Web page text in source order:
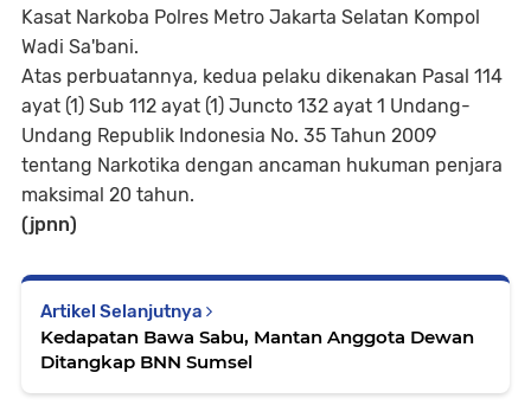
Kasat Narkoba Polres Metro Jakarta Selatan Kompol
Wadi Sa'bani.
Atas perbuatannya, kedua pelaku dikenakan Pasal 114
ayat (1) Sub 112 ayat (1) Juncto 132 ayat 1 Undang-
Undang Republik Indonesia No. 35 Tahun 2009
tentang Narkotika dengan ancaman hukuman penjara
maksimal 20 tahun.
(jpnn)
Artikel Selanjutnya
Kedapatan Bawa Sabu, Mantan Anggota Dewan
Ditangkap BNN Sumsel